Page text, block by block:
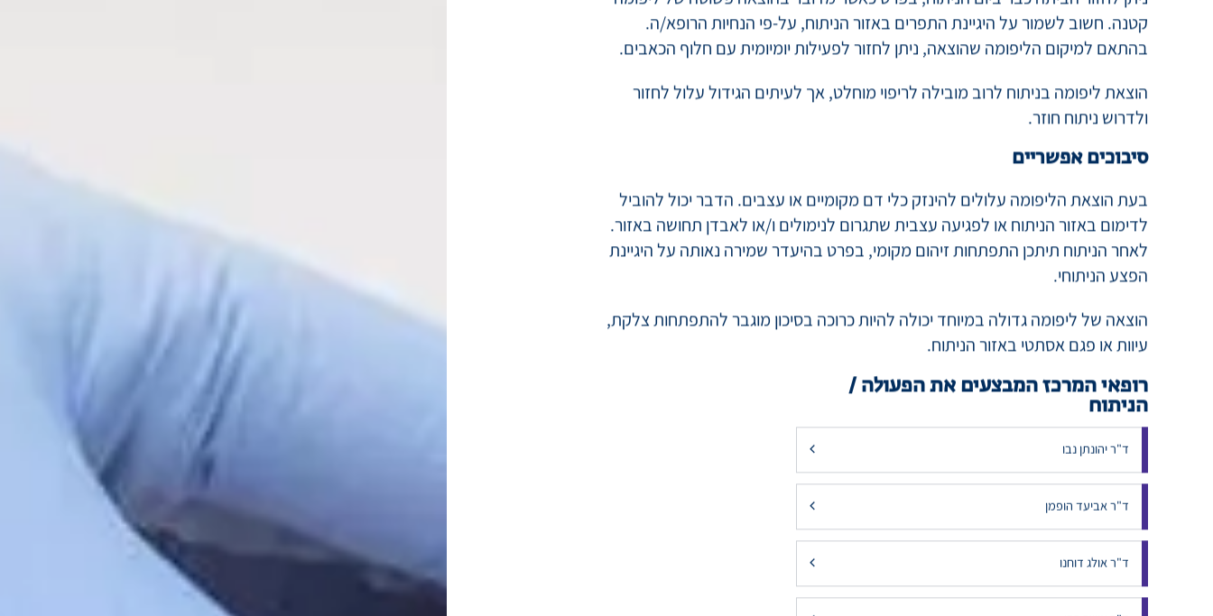
התאוששות לאחר הסרת ליפומה
קטנה. חשוב לשמור על היגיינת התפרים באזור הניתוח, על-פי הנחיות הרופא/ה.
בהתאם למיקום הליפומה שהוצאה, ניתן לחזור לפעילות יומיומית עם חלוף הכאבים.
הוצאת ליפומה בניתוח לרוב מובילה לריפוי מוחלט, אך לעיתים הגידול עלול לחזור
ולדרוש ניתוח חוזר.
סיבוכים אפשריים
בעת הוצאת הליפומה עלולים להינזק כלי דם מקומיים או עצבים. הדבר יכול להוביל
לאחר הניתוח תיתכן התפתחות זיהום מקומי, בפרט בהיעדר שמירה נאותה על היגיינת
הפצע הניתוחי.
הוצאה של ליפומה גדולה במיוחד יכולה להיות כרוכה בסיכון מוגבר להתפתחות צלקת,
עיוות או פגם אסתטי באזור הניתוח.
רופאי המרכז המבצעים את הפעולה /
הניתוח